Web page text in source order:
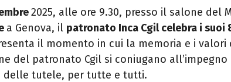
2025, alle ore 9.30, presso il salone del
a Genova, il patronato Inca Cgil celebra i suoi
il momento in cui la memoria e i valori
del patronato Cgil si coniugano
delle tutele, per tutte e tutti.